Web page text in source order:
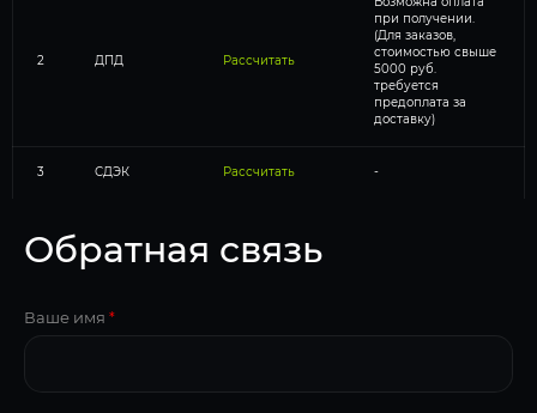
2 ДПД Рассчитать
при получении.
(Для заказов,
стоимостью свыше
5000 руб.
требуется
предоплата за
доставку)
3 СДЭК Рассчитать -
Обратная связь
Ваше имя *